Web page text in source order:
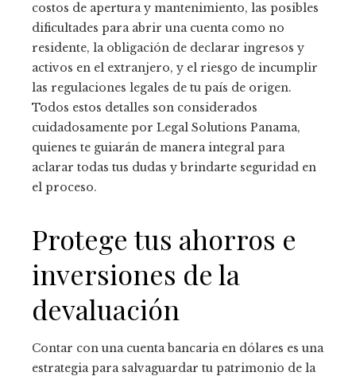
costos de apertura y mantenimiento, las posibles
dificultades para abrir una cuenta como no
residente, la obligación de declarar ingresos y
activos en el extranjero, y el riesgo de incumplir
las regulaciones legales de tu país de origen.
Todos estos detalles son considerados
cuidadosamente por Legal Solutions Panama,
quienes te guiarán de manera integral para
aclarar todas tus dudas y brindarte seguridad en
el proceso.
Protege tus ahorros e
inversiones de la
devaluación
Contar con una cuenta bancaria en dólares es una
estrategia para salvaguardar tu patrimonio de la